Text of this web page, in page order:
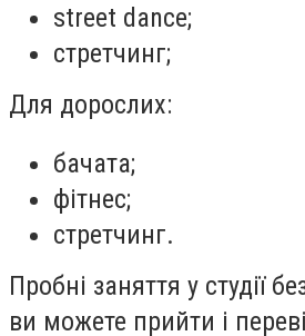
street dance;
стретчинг;
Для дорослих:
бачата;
фітнес;
стретчинг.
Пробні заняття у студії
ви можете прийти і